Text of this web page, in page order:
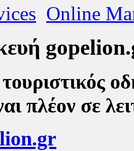
Online
πλέον σε